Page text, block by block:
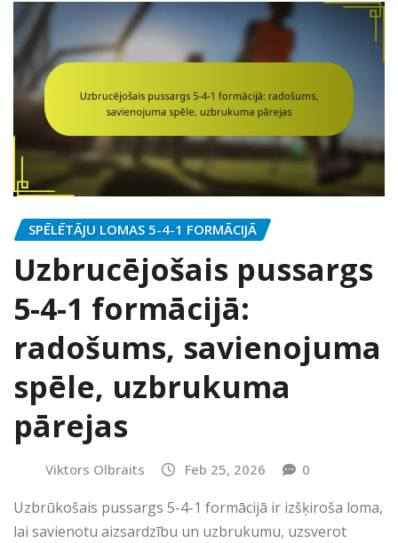
SPĒLĒTĀJU LOMAS 5-4-1 FORMĀCIJĀ
Uzbrucējošais pussargs
5-4-1 formācijā:
radošums, savienojuma
spēle, uzbrukuma
pārejas
Viktors Olbraits Feb 25, 2026 0
Uzbrūkošais pussargs 5-4-1 formācijā ir izšķiroša loma,
lai savienotu aizsardzību un uzbrukumu, uzsverot